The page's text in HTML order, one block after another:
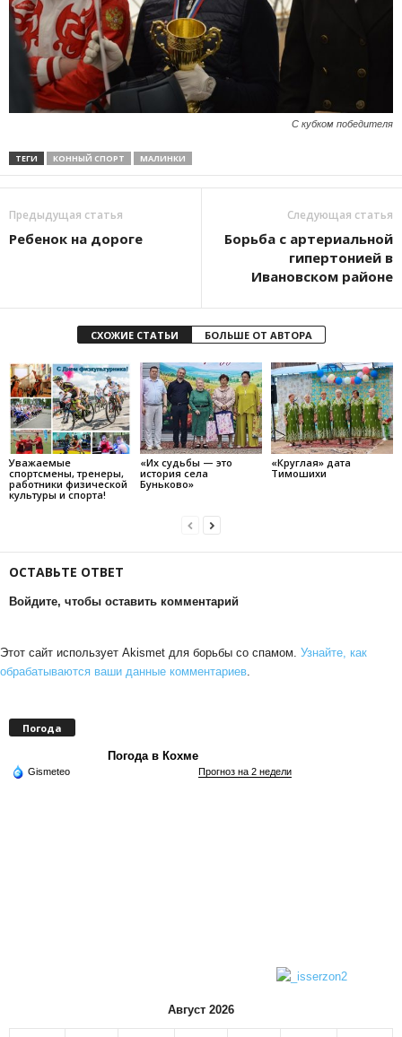
С кубком победителя
ТЕГИ КОННЫЙ СПОРТ МАЛИНКИ
Предыдущая статья
Ребенок на дороге
Следующая статья
Борьба с артериальной
гипертонией в
Ивановском районе
СХОЖИЕ СТАТЬИ БОЛЬШЕ ОТ АВТОРА
Уважаемые
спортсмены, тренеры,
работники физической
культуры и спорта!
«Их судьбы — это
история села
Буньково»
«Круглая» дата
Тимошихи
ОСТАВЬТЕ ОТВЕТ
Войдите, чтобы оставить комментарий
Этот сайт использует Akismet для борьбы со спамом. Узнайте, как
обрабатываются ваши данные комментариев
Погода
Погода в Кохме
Gismeteo Прогноз на 2 недели
Август 2026